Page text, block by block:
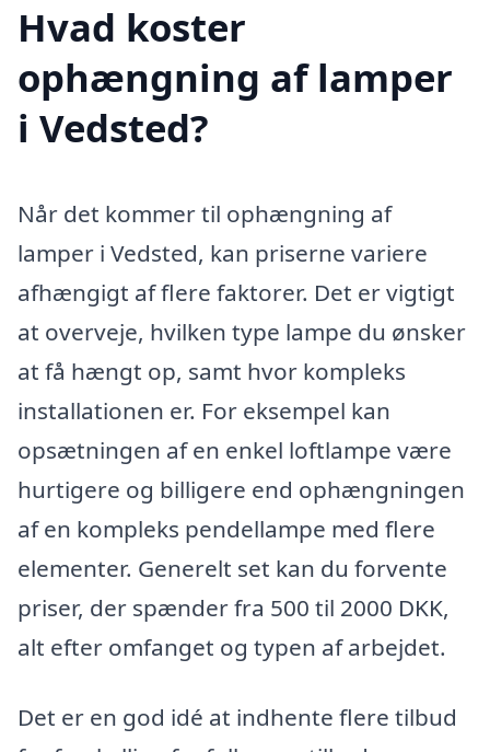
Hvad koster
ophængning af lamper
i Vedsted?
Når det kommer til ophængning af
lamper i Vedsted, kan priserne variere
afhængigt af flere faktorer. Det er vigtigt
at overveje, hvilken type lampe du ønsker
at få hængt op, samt hvor kompleks
installationen er. For eksempel kan
opsætningen af en enkel loftlampe være
hurtigere og billigere end ophængningen
af en kompleks pendellampe med flere
elementer. Generelt set kan du forvente
priser, der spænder fra 500 til 2000 DKK,
alt efter omfanget og typen af arbejdet.
Det er en god idé at indhente flere tilbud